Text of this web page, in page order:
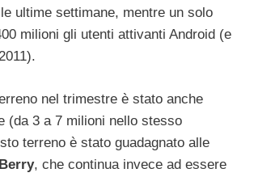
ultime settimane, mentre un solo
milioni gli utenti attivanti Android (e
nel trimestre è stato anche
(da 3 a 7 milioni nello stesso
terreno è stato guadagnato alle
, che continua invece ad essere